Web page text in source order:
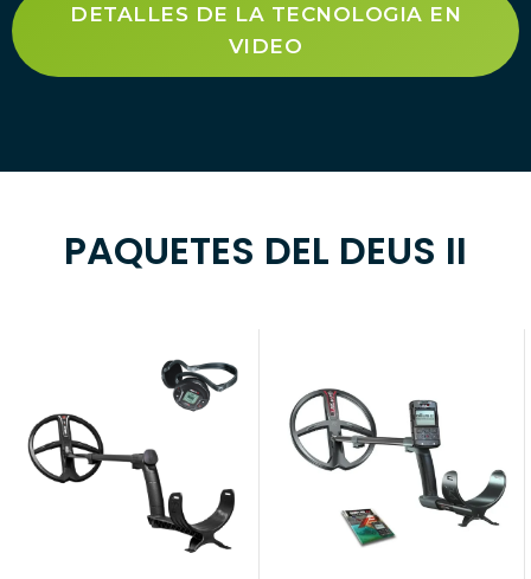
DETALLES DE LA TECNOLOGIA EN
VIDEO
PAQUETES DEL DEUS II